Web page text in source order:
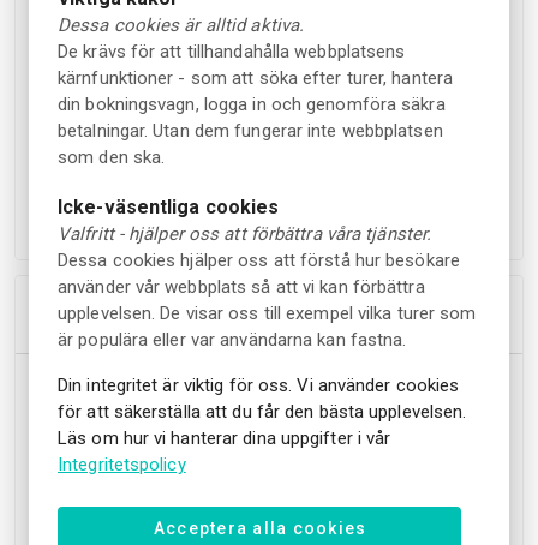
hantera motvind och minska ansträngningen på längre
resor eller tröttande sträckor. Elcyklar passar en bred
målgrupp tack vare sin assistansfunktion och kan vara
praktiska för både längre utflykter och rekreation.
Upphämtning mellan 09:00-12:00 retur senast 17:00.
centrum till Fredriksdal är 3 km.
Höjdpunkter
Entré till Sofiero slott och trädgårdar & karta över
parken.
Entré till Fredriksdal Museum och trädgårdar. Inkluderar
inträde till Kulturmagasinet och tryckerimuseet.
Dessa cookies är alltid aktiva.
De krävs för att tillhandahålla webbplatsens
kärnfunktioner - som att söka efter turer, hantera
din bokningsvagn, logga in och genomföra säkra
betalningar. Utan dem fungerar inte webbplatsen
som den ska.
Icke-väsentliga cookies
Valfritt - hjälper oss att förbättra våra tjänster.
Dessa cookies hjälper oss att förstå hur besökare
använder vår webbplats så att vi kan förbättra
upplevelsen. De visar oss till exempel vilka turer som
är populära eller var användarna kan fastna.
Din integritet är viktig för oss. Vi använder cookies
för att säkerställa att du får den bästa upplevelsen.
Läs om hur vi hanterar dina uppgifter i vår
Integritetspolicy
Acceptera alla cookies